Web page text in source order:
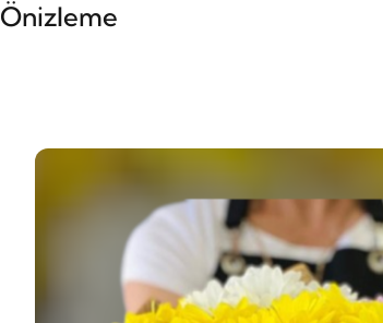
Önizleme